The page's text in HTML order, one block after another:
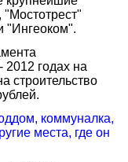
"Ингеоком".
2012 годах на
строительство
коммуналка,
места, где он